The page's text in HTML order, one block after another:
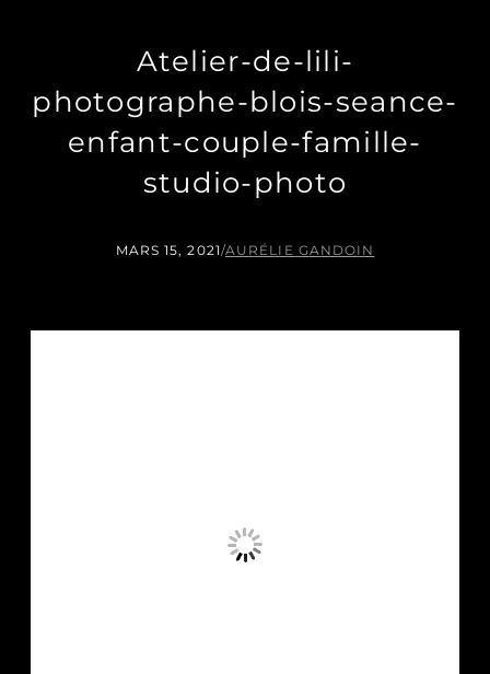
Atelier-de-lili-
photographe-blois-seance-
enfant-couple-famille-
studio-photo
MARS 15, 2021/AURÉLIE GANDOIN